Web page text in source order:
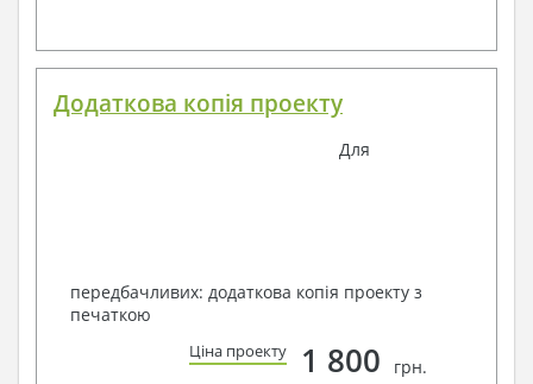
Додаткова копія проекту
Для
передбачливих: додаткова копія проекту з
печаткою
Ціна проекту 1 800 грн.